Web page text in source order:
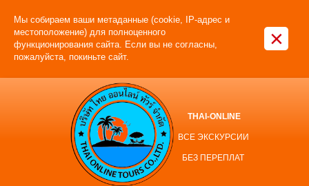
Мы собираем ваши метаданные (cookie, IP-адрес и
местоположение) для полноценного
функционирования сайта. Если вы не согласны,
пожалуйста, покиньте сайт.
×
THAI-ONLINE
ВСЕ ЭКСКУРСИИ
БЕЗ ПЕРЕПЛАТ